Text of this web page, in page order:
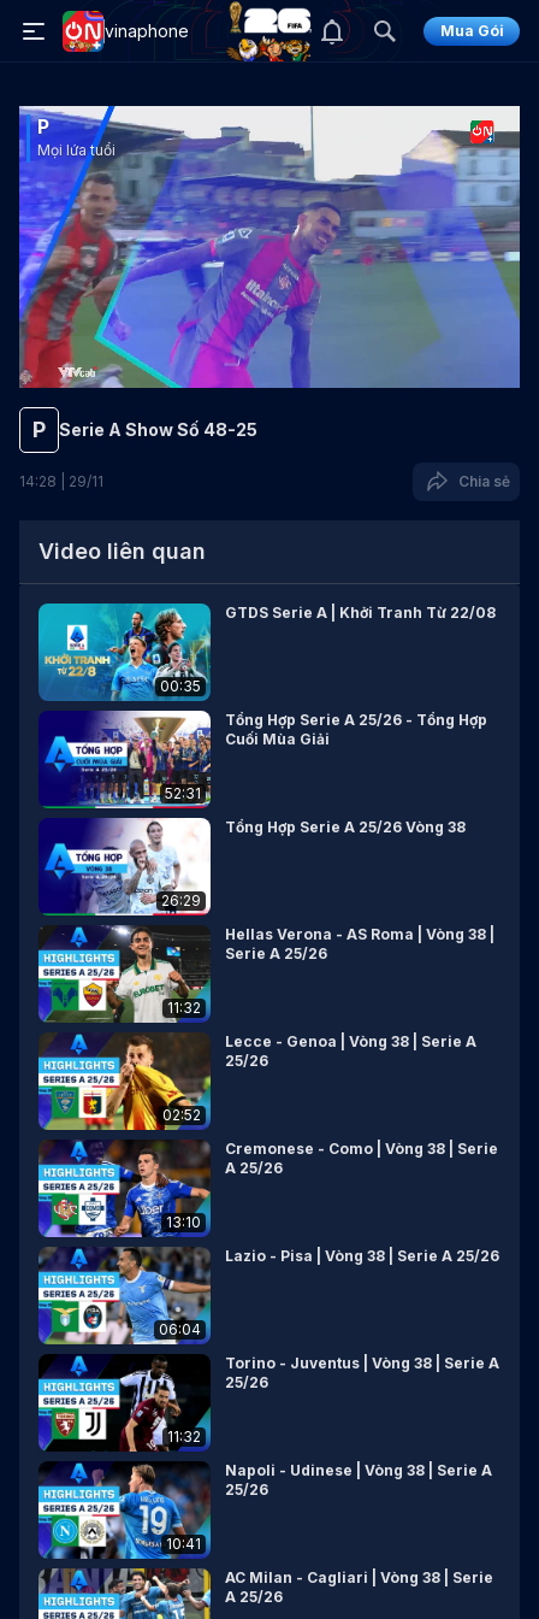
vinaphone Mua Gói
P
Mọi lứa tuổi
P Serie A Show Số 48-25
14:28 29/11 Chia sẻ
Video liên quan
00:35
GTDS Serie A | Khởi Tranh Từ 22/08
52:31
Tổng Hợp Serie A 25/26 - Tổng Hợp
Cuối Mùa Giải
26:29
Tổng Hợp Serie A 25/26 Vòng 38
11:32
Hellas Verona - AS Roma | Vòng 38 |
Serie A 25/26
02:52
Lecce - Genoa | Vòng 38 | Serie A
25/26
13:10
Cremonese - Como | Vòng 38 | Serie
A 25/26
06:04
Lazio - Pisa | Vòng 38 | Serie A 25/26
11:32
Torino - Juventus | Vòng 38 | Serie A
25/26
10:41
Napoli - Udinese | Vòng 38 | Serie A
25/26
AC Milan - Cagliari | Vòng 38 | Serie
A 25/26